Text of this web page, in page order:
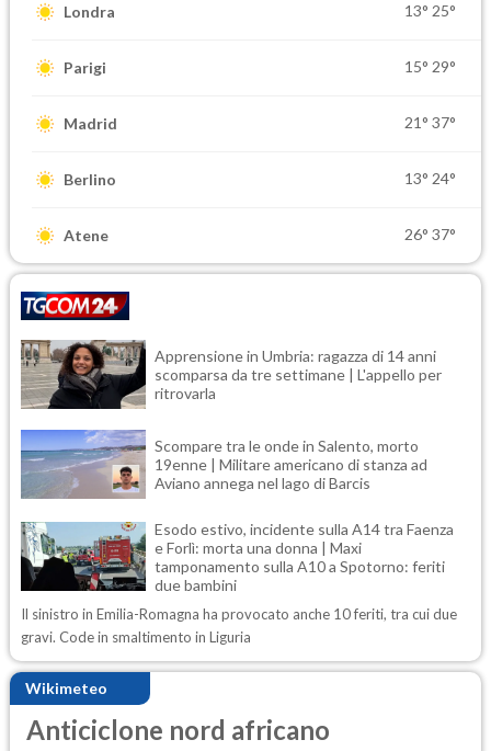
Londra 13° 25°
Parigi 15° 29°
Madrid 21° 37°
Berlino 13° 24°
Atene 26° 37°
Apprensione in Umbria: ragazza di 14 anni
scomparsa da tre settimane | L'appello per
ritrovarla
Scompare tra le onde in Salento, morto
19enne | Militare americano di stanza ad
Aviano annega nel lago di Barcis
Esodo estivo, incidente sulla A14 tra Faenza
e Forlì: morta una donna | Maxi
tamponamento sulla A10 a Spotorno: feriti
due bambini
Il sinistro in Emilia-Romagna ha provocato anche 10 feriti, tra cui due
gravi. Code in smaltimento in Liguria
Wikimeteo
Anticiclone nord africano